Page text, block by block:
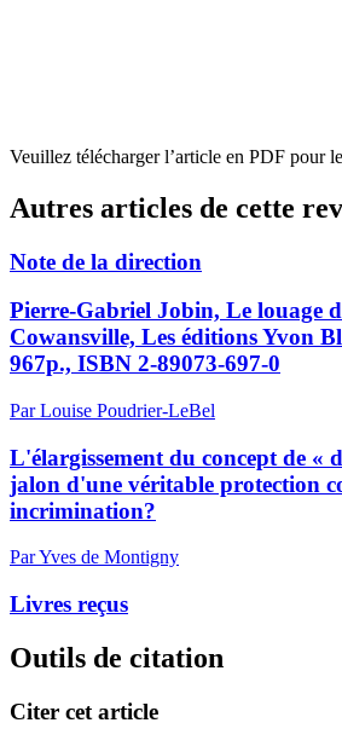
Veuillez télécharger l’article en PDF pour
Autres articles de cette
Note de la direction
Pierre-Gabriel Jobin, Le louage
Cowansville, Les éditions Yvon
967p., ISBN 2-89073-697-0
Par Louise Poudrier-LeBel
L'élargissement du concept de «
jalon d'une véritable protection
incrimination?
Par Yves de Montigny
Livres reçus
Outils de citation
Citer cet article